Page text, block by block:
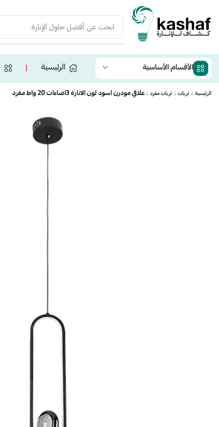
ابحث عن أفضل حلول الإنارة
الأقسام الأساسية الرئيسية ❘
الرئيسية ثريات ثريات مفرد علاقي مودرن اسود لون الانارة 3اضاءات 20 واط مفرد